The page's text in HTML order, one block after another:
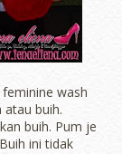
wash
atau buih.
buih. Pum je
ini tidak